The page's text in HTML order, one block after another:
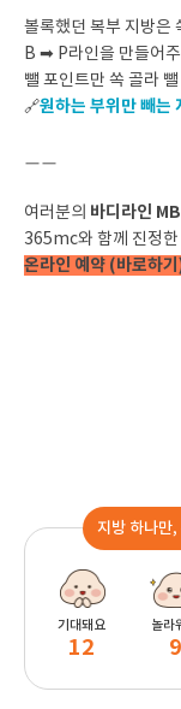
볼록했던 복부 지방은
B ➡ P라인을 만들어
뺄 포인트만 쏙 골라
🔗원하는 부위만 빼는
ㅡㅡ
여러분의 바디라인
365mc와 함께 진정
온라인 예약 (바로하기
지방 하나만
기대돼요
12
놀라
9